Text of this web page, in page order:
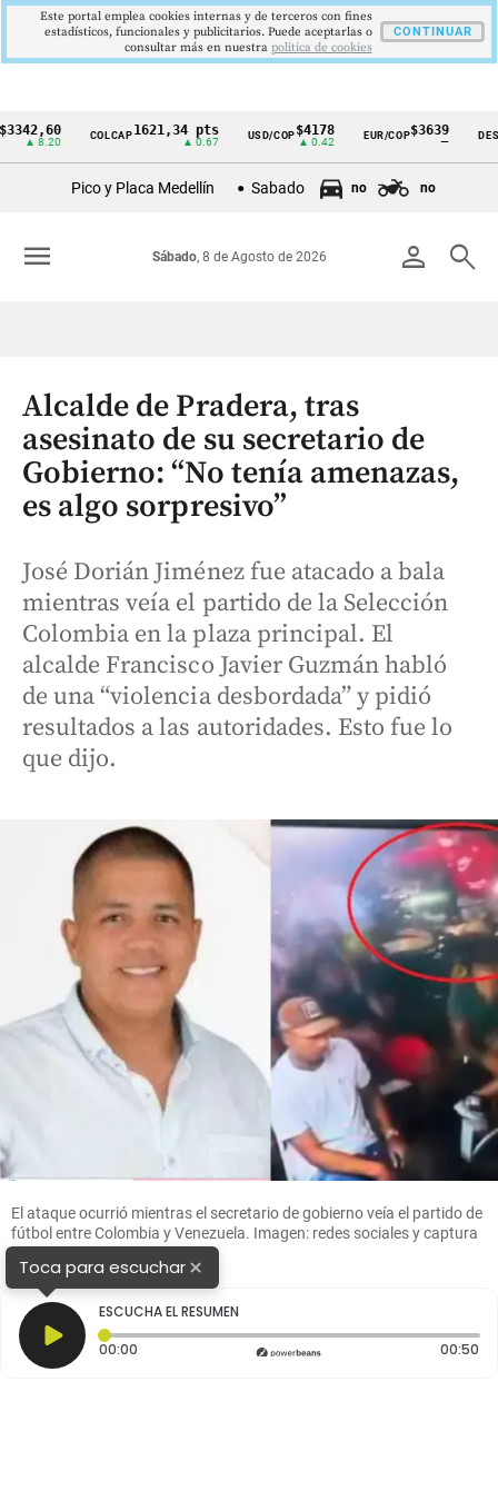
Cintillo
Colombia
COLCAP1621,34 pts USD/COP$4178
▲ 0.42
EUR/COP$3639
—
Pico y Placa Medellín Sabado no no
person search
Sábado, 8 de Agosto de 2026
menu
Alcalde de Pradera, tras
asesinato de su secretario de
Gobierno: “No tenía amenazas,
es algo sorpresivo”
José Dorián Jiménez fue atacado a bala
mientras veía el partido de la Selección
Colombia en la plaza principal. El
alcalde Francisco Javier Guzmán habló
de una “violencia desbordada” y pidió
resultados a las autoridades. Esto fue lo
que dijo.
El ataque ocurrió mientras el secretario de gobierno veía el partido de
fútbol entre Colombia y Venezuela. Imagen: redes sociales y captura
de video.
Toca para escuchar×
ESCUCHA EL RESUMEN
00:00 Tiempo transcurrido: 0 segundos 00:50
Este portal emplea cookies internas y de terceros con fines
estadísticos, funcionales y publicitarios. Puede aceptarlas o
consultar más en nuestra politica de cookies
CONTINUAR